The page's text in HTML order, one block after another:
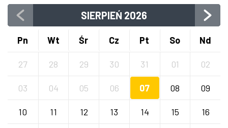
SIERPIEŃ 2026
Pn Wt Śr Cz Pt So Nd
27 28 29 30 31 01 02
03 04 05 06 07 08 09
10 11 12 13 14 15 16